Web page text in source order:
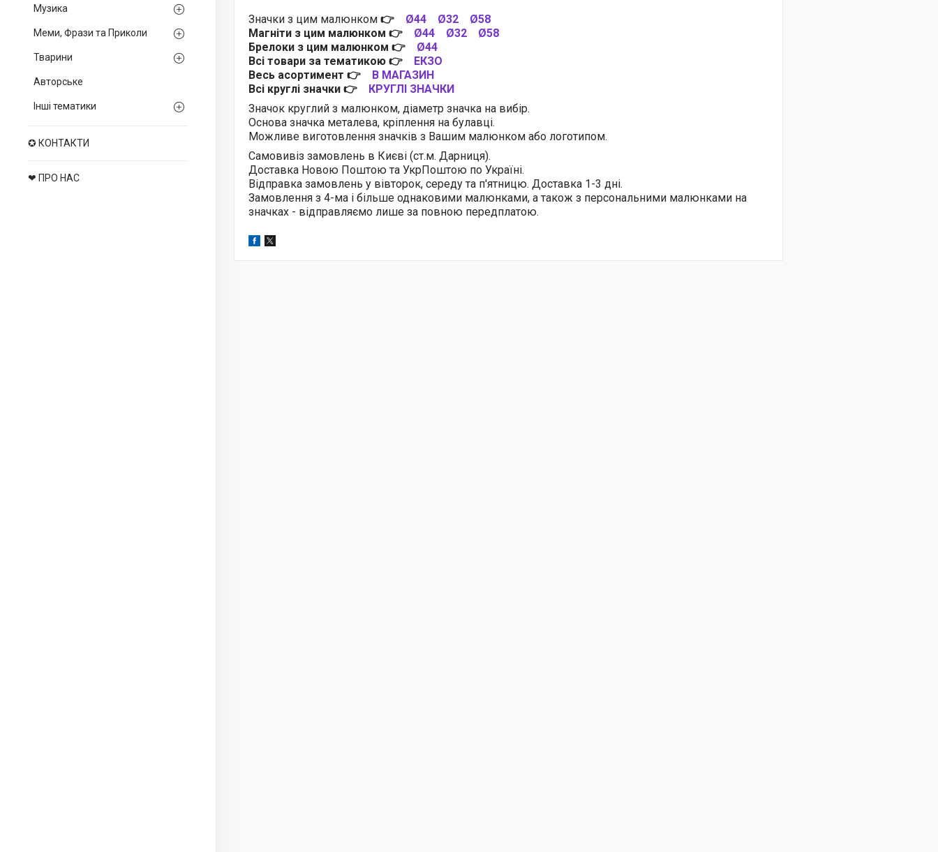
Музика
Меми, Фрази та Приколи
Тварини
Авторське
Інші тематики
✪ КОНТАКТИ
❤ ПРО НАС
Значки з цим малюнком 👉 Ø44 Ø32
Ø58
Магніти з цим малюнком 👉 Ø44 Ø32
Ø58
Брелоки з цим малюнком 👉 Ø44
Всі товари за тематикою 👉
ЕКЗО
Весь асортимент 👉
В МАГАЗИН
Всі круглі значки 👉
КРУГЛІ ЗНАЧКИ
Значок круглий з малюнком, діаметр значка на вибір.
Основа значка металева, кріплення на булавці.
Можливе виготовлення значків з Вашим малюнком або логотипом.
Самовивіз замовлень в Києві (ст.м. Дарниця).
Доставка Новою Поштою та УкрПоштою по Україні.
Відправка замовлень у вівторок, середу та п'ятницю. Доставка 1-3 дні.
Замовлення з 4-ма і більше однаковими малюнками, а також з персональними малюнками на
значках - відправляємо лише за повною передплатою.